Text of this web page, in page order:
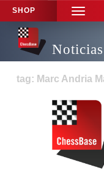
SHOP
TOGGLE
tag: Marc Andria